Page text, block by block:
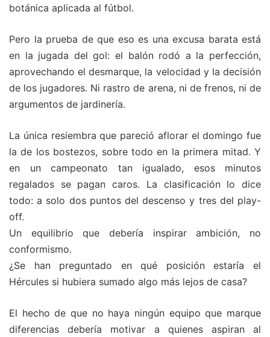
botánica aplicada al fútbol.
Pero la prueba de que eso es una excusa barata está
en la jugada del gol: el balón rodó a la perfección,
aprovechando el desmarque, la velocidad y la decisión
de los jugadores. Ni rastro de arena, ni de frenos, ni de
argumentos de jardinería.
La única resiembra que pareció aflorar el domingo fue
la de los bostezos, sobre todo en la primera mitad. Y
en un campeonato tan igualado, esos minutos
regalados se pagan caros. La clasificación lo dice
todo: a solo dos puntos del descenso y tres del play-
off.
Un equilibrio que debería inspirar ambición, no
conformismo.
¿Se han preguntado en qué posición estaría el
Hércules si hubiera sumado algo más lejos de casa?
El hecho de que no haya ningún equipo que marque
diferencias debería motivar a quienes aspiran al